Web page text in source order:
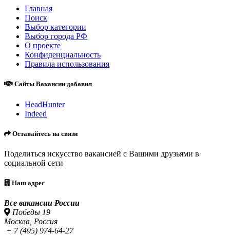
Главная
Поиск
Выбор категории
Выбор города РФ
О проекте
Конфиденциальность
Правила использования
Сайты Вакансии добавил
HeadHunter
Indeed
Оставайтесь на связи
Поделиться искусство вакансией с Вашими друзьями в
социальной сети
Наш адрес
Все вакансии России
Победы 19
Москва, Россия
+ 7 (495) 974-64-27